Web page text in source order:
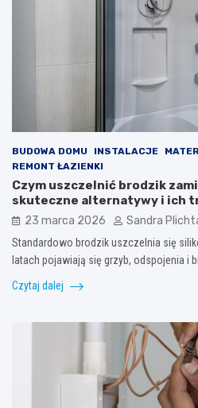
BUDOWA DOMU INSTALACJE
REMONT ŁAZIENKI
Czym uszczelnić brodzik
skuteczne alternatywy i ich
23 marca 2026 Sandra
Standardowo brodzik uszczelnia się
latach pojawiają się grzyb, odspojenia i
Czytaj dalej